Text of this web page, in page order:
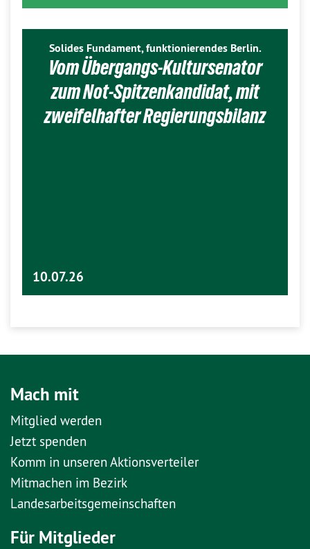
Solides Fundament, funktionierendes Berlin.
Vom Übergangs-Kultursenator
zum Not-Spitzenkandidat, mit
zweifelhafter Regierungsbilanz
10.07.26
Mach mit
Mitglied werden
Jetzt spenden
Komm in unseren Aktionsverteiler
Mitmachen im Bezirk
Landesarbeitsgemeinschaften
Für Mitglieder